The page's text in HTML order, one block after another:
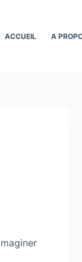
ACCUEIL A